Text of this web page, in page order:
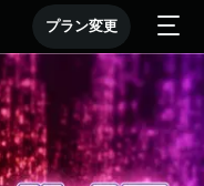
プラン変更